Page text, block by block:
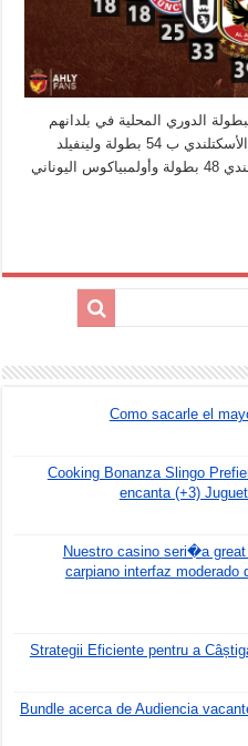
الدوري المحلية في بلدانهم
أكتر من النادي الأهلي زي نادي رنجرز الأسكتلندي ب 54 بطولة ولينفيلد
الأيرلندي ب 52 بطولة وسيلتك الأسكتلندي 48 بطولة وأولمبياكوس اليوناني
Como sacarle el
Cooking Bonanza Slingo
encanta (+3)
Nuestro casino seri�a
carpiano interfaz moderado
Strategii Eficiente pentru a
Bundle acerca de Audiencia